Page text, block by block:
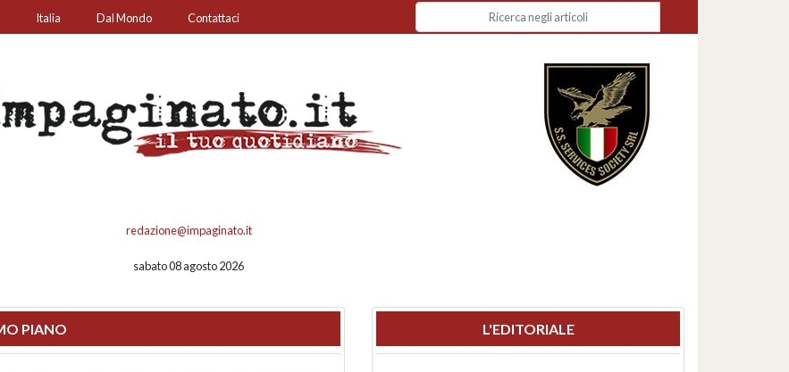
Italia Dal Mondo Contattaci
redazione@impaginato.it
sabato 08 agosto 2026
PIANO L'EDITORIALE